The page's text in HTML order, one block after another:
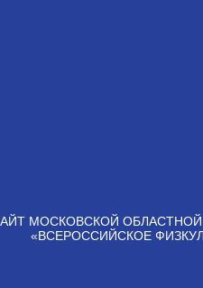
МОСКОВСКОЙ
«ВСЕРОССИЙСКОЕ